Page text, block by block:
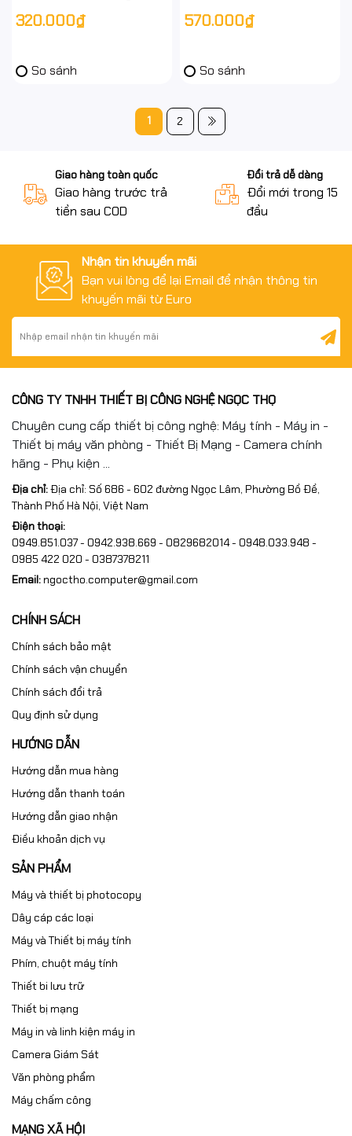
320.000₫
So sánh
dây - hàng chính hãng - full
570.000₫
So sánh
1 2
Giao hàng toàn quốc
Giao hàng trước trả
tiền sau COD
Đổi trả dễ dàng
Đổi mới trong 15
đầu
Nhận tin khuyến mãi
Bạn vui lòng để lại Email để nhận thông tin
khuyến mãi từ Euro
CÔNG TY TNHH THIẾT BỊ CÔNG NGHỆ NGỌC THỌ
Chuyên cung cấp thiết bị công nghệ: Máy tính - Máy in -
Thiết bị máy văn phòng - Thiết Bị Mạng - Camera chính
hãng - Phụ kiện ...
Địa chỉ:Địa chỉ: Số 686 - 602 đường Ngọc Lâm, Phường Bồ Đề,
Thành Phố Hà Nội, Việt Nam
Điện thoại:
0949.851.037 - 0942.938.669 - 0829682014 - 0948.033.948 -
0985 422 020 - 0387378211
Email:ngoctho.computer@gmail.com
CHÍNH SÁCH
Chính sách bảo mật
Chính sách vận chuyển
Chính sách đổi trả
Quy định sử dụng
HƯỚNG DẪN
Hướng dẫn mua hàng
Hướng dẫn thanh toán
Hướng dẫn giao nhận
Điều khoản dịch vụ
SẢN PHẨM
Máy và thiết bị photocopy
Dây cáp các loại
Máy và Thiết bị máy tính
Phím, chuột máy tính
Thiết bi lưu trữ
Thiết bị mạng
Máy in và linh kiện máy in
Camera Giám Sát
Văn phòng phẩm
Máy chấm công
MẠNG XÃ HỘI